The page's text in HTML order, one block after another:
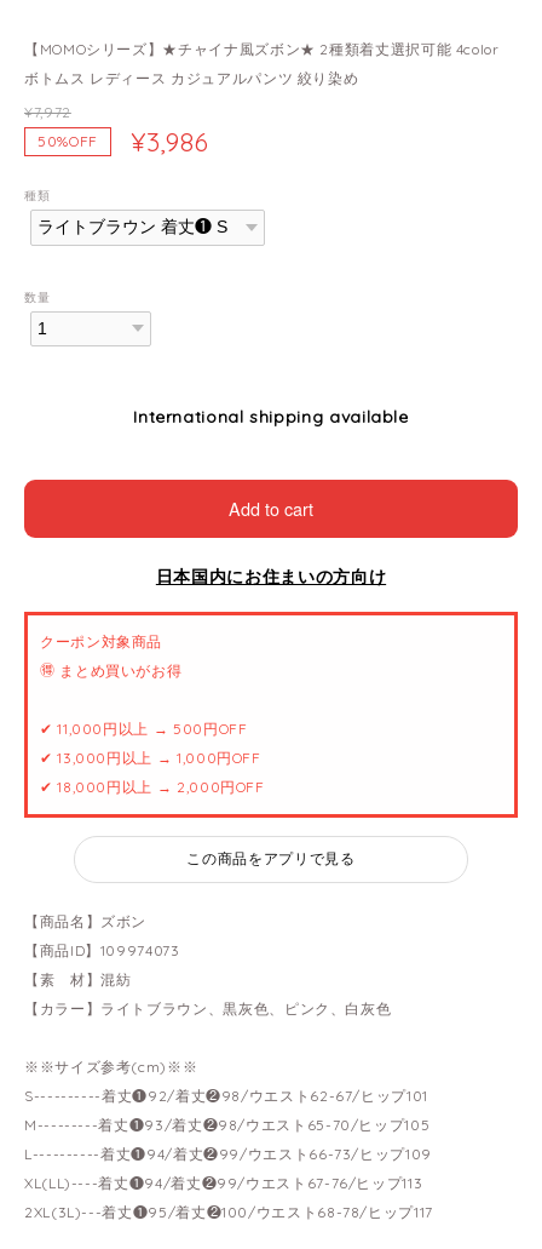
【MOMOシリーズ】★チャイナ風ズボン★ 2種類着丈選択可能 4color
ボトムス レディース カジュアルパンツ 絞り染め
¥7,972
50%OFF
¥3,986
種類
数量
International shipping available
Add to cart
日本国内にお住まいの方向け
クーポン対象商品
🉐 まとめ買いがお得
✔ 11,000円以上 → 500円OFF
✔ 13,000円以上 → 1,000円OFF
✔ 18,000円以上 → 2,000円OFF
この商品をアプリで見る
【商品名】ズボン
【商品ID】109974073
【素 材】混紡
【カラー】ライトブラウン、黒灰色、ピンク、白灰色
※※サイズ参考(cm)※※
S----------着丈❶92/着丈❷98/ウエスト62-67/ヒップ101
M---------着丈❶93/着丈❷98/ウエスト65-70/ヒップ105
L----------着丈❶94/着丈❷99/ウエスト66-73/ヒップ109
XL(LL)----着丈❶94/着丈❷99/ウエスト67-76/ヒップ113
2XL(3L)---着丈❶95/着丈❷100/ウエスト68-78/ヒップ117